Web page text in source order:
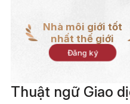
Nhà môi giới tốt
nhất thế giới
Đăng ký
Thuật ngữ Giao